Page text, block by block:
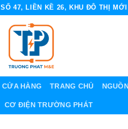
SỐ 47, LIỀN KỀ 26, KHU ĐÔ THỊ
CỬA HÀNG TRANG CHỦ
CƠ ĐIỆN TRƯỜNG PHÁT